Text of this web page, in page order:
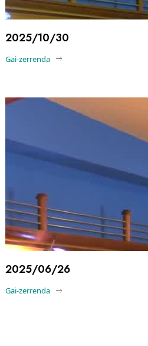
2025/10/30
Gai-zerrenda
2025/06/26
Gai-zerrenda